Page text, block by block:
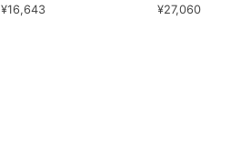
¥16,643
¥27,060